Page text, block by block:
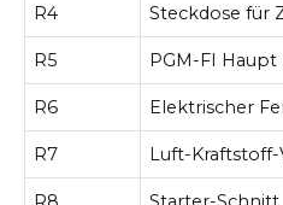
R4 Steckdose für
R5 PGM-FI
R6 Elektrischer
R7 Luft-Kraftstoff-